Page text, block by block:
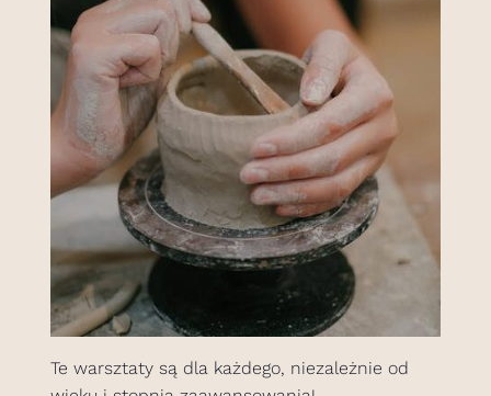
Te warsztaty są dla każdego, niezależnie od